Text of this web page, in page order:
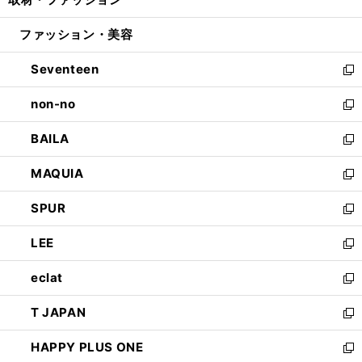
開
ウ
開
く
ン
ウ
で
開
く
ウ
ン
ド
ウ
で
開
く
ファッション・美容
Seventeen
新
し
い
ウ
ィ
ン
ド
ウ
で
開
く
non-no
新
し
い
ウ
ィ
ン
ド
ウ
で
開
く
BAILA
新
し
い
ウ
ィ
ン
ド
ウ
で
開
く
MAQUIA
新
し
い
ウ
ィ
ン
ド
ウ
で
開
く
SPUR
新
し
い
ウ
ィ
ン
ド
ウ
で
LEE
新
し
い
ウ
ィ
ン
ド
eclat
新
し
い
ウ
ィ
T JAPAN
新
し
い
HAPPY PLUS ONE
新